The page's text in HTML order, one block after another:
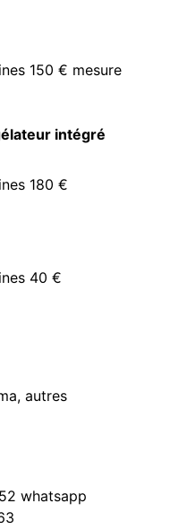
150 € mesure
intégré
180 €
40 €
autres
whatsapp